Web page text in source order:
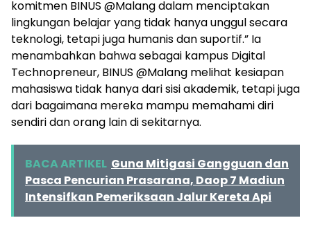
komitmen BINUS @Malang dalam menciptakan
lingkungan belajar yang tidak hanya unggul secara
teknologi, tetapi juga humanis dan suportif.” Ia
menambahkan bahwa sebagai kampus Digital
Technopreneur, BINUS @Malang melihat kesiapan
mahasiswa tidak hanya dari sisi akademik, tetapi juga
dari bagaimana mereka mampu memahami diri
sendiri dan orang lain di sekitarnya.
BACA ARTIKEL Guna Mitigasi Gangguan dan
Pasca Pencurian Prasarana, Daop 7 Madiun
Intensifkan Pemeriksaan Jalur Kereta Api